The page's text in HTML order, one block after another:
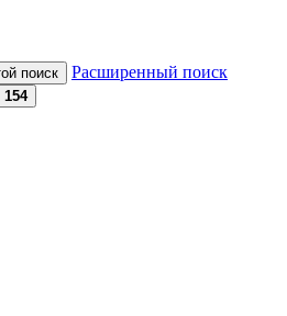
Расширенный поиск
154